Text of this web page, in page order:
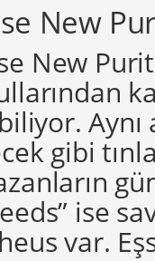
New
New
gibi
ise
var.